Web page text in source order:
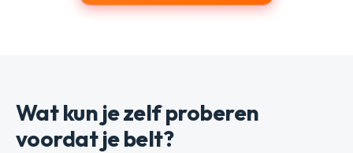
Wat kun je zelf proberen
voordat je belt?